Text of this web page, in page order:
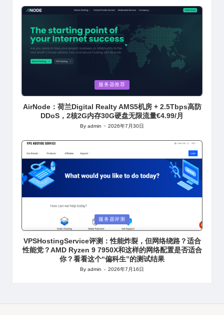
in
服务器推荐
AirNode：荷兰Digital Realty AMS5机房 + 2.5Tbps高防
DDoS，2核2G内存30G硬盘无限流量€4.99/月
Posted
Byadmin 2026年7月30日
in
服务器评测
VPSHostingService评测：性能炸裂，但网络绕路？适合
性能党？AMD Ryzen 9 7950X和这样的网络配置是否适合
你？看看这个“偏科生”的测试结果
Posted
Byadmin 2026年7月16日